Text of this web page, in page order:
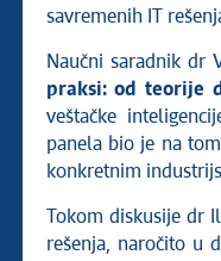
savremenih IT
Naučni saradnik dr
praksi: od teorije
veštačke
panela bio je na
konkretnim
Tokom diskusije dr
rešenja, naročito u